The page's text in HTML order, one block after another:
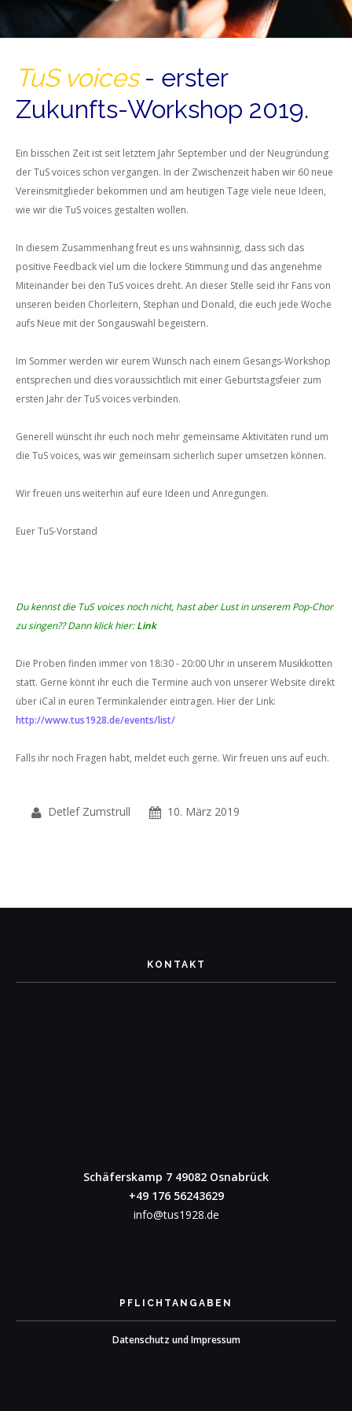
TuS voices- erster
Zukunfts-Workshop 2019.
Ein bisschen Zeit ist seit letztem Jahr September und der Neugründung
der TuS voices schon vergangen. In der Zwischenzeit haben wir 60 neue
Vereinsmitglieder bekommen und am heutigen Tage viele neue Ideen,
wie wir die TuS voices gestalten wollen.
In diesem Zusammenhang freut es uns wahnsinnig, dass sich das
positive Feedback viel um die lockere Stimmung und das angenehme
Miteinander bei den TuS voices dreht. An dieser Stelle seid ihr Fans von
unseren beiden Chorleitern, Stephan und Donald, die euch jede Woche
aufs Neue mit der Songauswahl begeistern.
Im Sommer werden wir eurem Wunsch nach einem Gesangs-Workshop
entsprechen und dies voraussichtlich mit einer Geburtstagsfeier zum
ersten Jahr der TuS voices verbinden.
Generell wünscht ihr euch noch mehr gemeinsame Aktivitäten rund um
die TuS voices, was wir gemeinsam sicherlich super umsetzen können.
Wir freuen uns weiterhin auf eure Ideen und Anregungen.
Euer TuS-Vorstand
Du kennst die TuS voices noch nicht, hast aber Lust in unserem Pop-Chor
zu singen?? Dann klick hier:Link
Die Proben finden immer von 18:30 - 20:00 Uhr in unserem Musikkotten
statt. Gerne könnt ihr euch die Termine auch von unserer Website direkt
über iCal in euren Terminkalender eintragen. Hier der Link:
http://www.tus1928.de/events/list/
Falls ihr noch Fragen habt, meldet euch gerne. Wir freuen uns auf euch.
Detlef Zumstrull 10. März 2019
KONTAKT
Schäferskamp 7 49082 Osnabrück
+49 176 56243629
info@tus1928.de
PFLICHTANGABEN
Datenschutz und Impressum